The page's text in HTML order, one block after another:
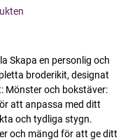
Skapa en personlig och
broderikit, designat
Mönster och bokstäver:
att anpassa med ditt
och tydliga stygn.
och mängd för att ge ditt